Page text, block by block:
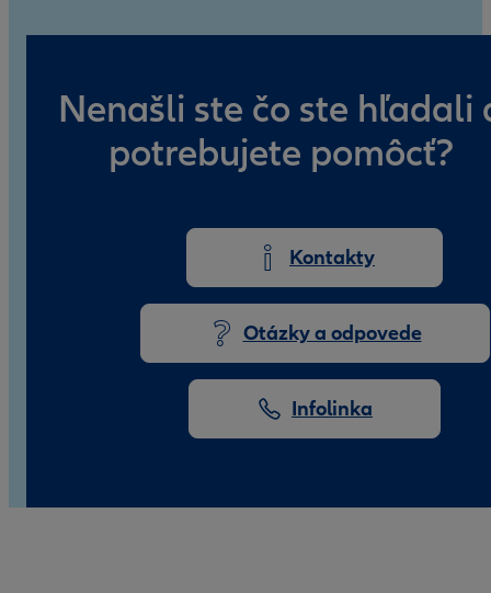
Nenašli ste čo ste hľadali
potrebujete pomôcť?
Kontakty
Otázky a odpovede
Infolinka